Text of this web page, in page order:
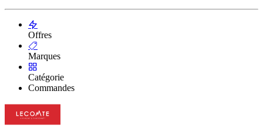
Offres
Marques
Catégorie
Commandes